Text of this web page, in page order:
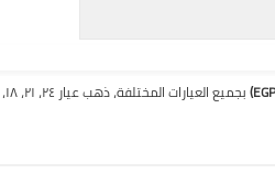
بجميع العيارات المختلفة، ذهب عيار ٢٤، ٢١، ١٨، ١٤ و عيار ١٠٠.